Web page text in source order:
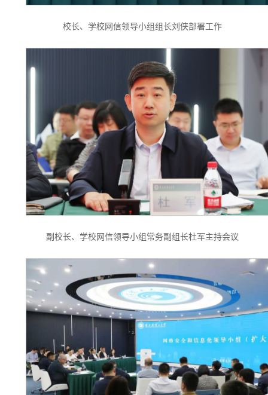
校长、学校网信领导小组组长刘侠部署工作
副校长、学校网信领导小组常务副组长杜军主持会议